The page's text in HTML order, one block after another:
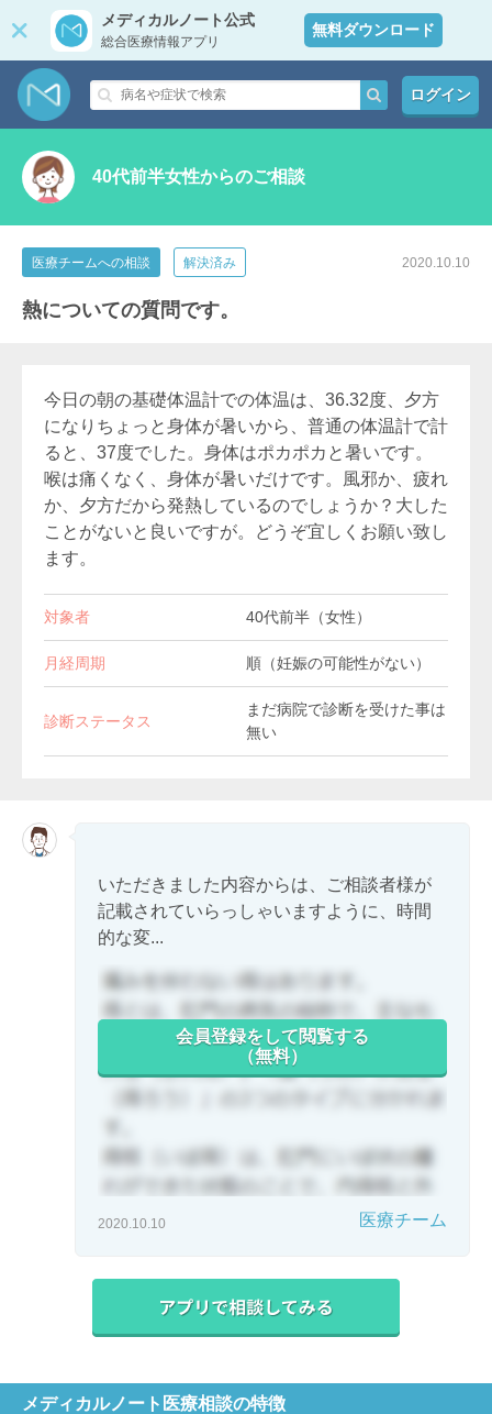
メディカルノート公式
総合医療情報アプリ
無料ダウンロード
ログイン
40代前半女性からのご相談
医療チームへの相談 解決済み 2020.10.10
熱についての質問です。
今日の朝の基礎体温計での体温は、36.32度、夕方
になりちょっと身体が暑いから、普通の体温計で計
ると、37度でした。身体はポカポカと暑いです。
喉は痛くなく、身体が暑いだけです。風邪か、疲れ
か、夕方だから発熱しているのでしょうか？大した
ことがないと良いですが。どうぞ宜しくお願い致し
ます。
対象者 40代前半（女性）
月経周期 順（妊娠の可能性がない）
診断ステータス
まだ病院で診断を受けた事は
無い
いただきました内容からは、ご相談者様が
記載されていらっしゃいますように、時間
的な変...
会員登録をして閲覧する
（無料）
2020.10.10 医療チーム
メディカルノート医療相談の特徴